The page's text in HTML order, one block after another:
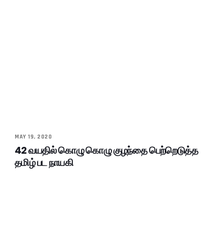
MAY 19, 2020
42 வயதில் கொழு கொழு குழந்தை பெற்றெடுத்த
தமிழ் பட நாயகி